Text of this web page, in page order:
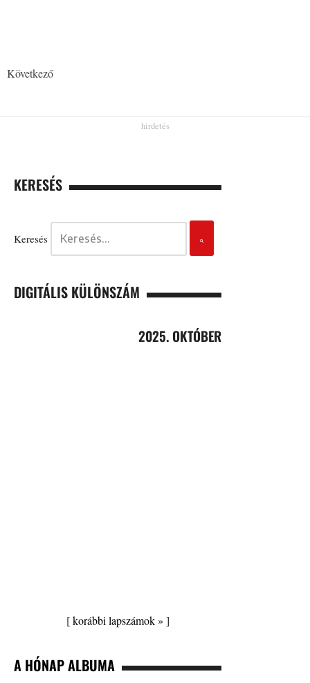
Következő
KERESÉS
Keresés
DIGITÁLIS KÜLÖNSZÁM
2025. OKTÓBER
[korábbi lapszámok » ]
A HÓNAP ALBUMA